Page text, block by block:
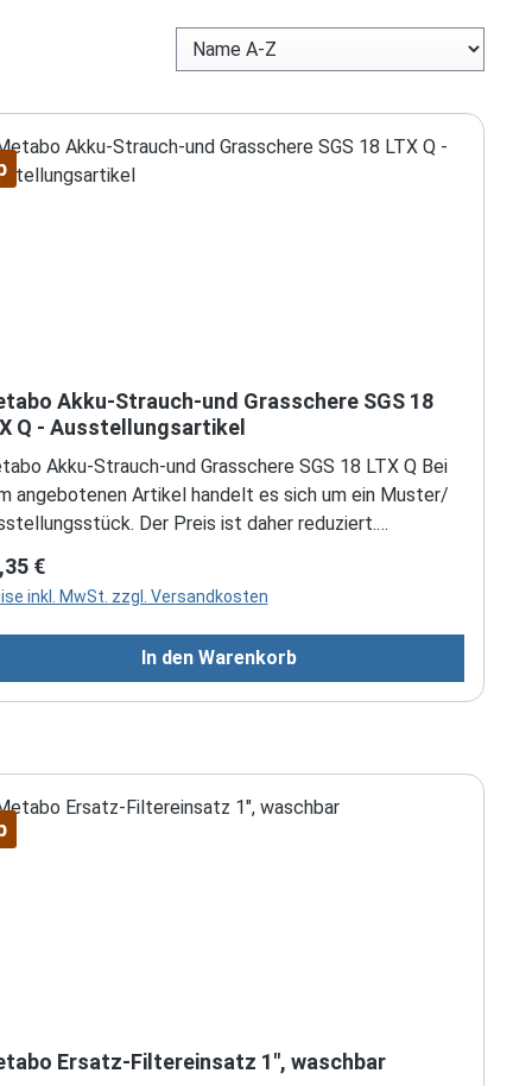
Akku-Strauch-und Grasschere SGS 18
Q - Ausstellungsartikel
Akku-Strauch-und Grasschere SGS 18 LTX Q Bei
angebotenen Artikel handelt es sich um ein Muster/
Der Preis ist daher reduziert.
Strauchmesser: 8 mmSchnittbreite
115 mmSchnittzahl im Leerlauf: 2300/min
Preis:
€
inkl. MwSt. zzgl. Versandkosten
In den Warenkorb
Ersatz-Filtereinsatz 1", waschbar